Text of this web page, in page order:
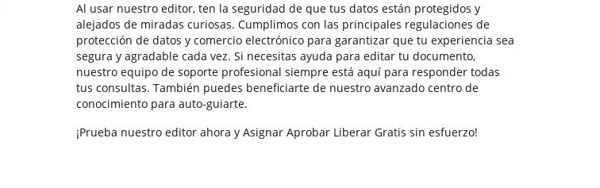
Al usar nuestro editor, ten la seguridad de que tus datos están protegidos y
alejados de miradas curiosas. Cumplimos con las principales regulaciones de
protección de datos y comercio electrónico para garantizar que tu experiencia sea
segura y agradable cada vez. Si necesitas ayuda para editar tu documento,
nuestro equipo de soporte profesional siempre está aquí para responder todas
tus consultas. También puedes beneficiarte de nuestro avanzado centro de
conocimiento para auto-guiarte.
¡Prueba nuestro editor ahora y Asignar Aprobar Liberar Gratis sin esfuerzo!